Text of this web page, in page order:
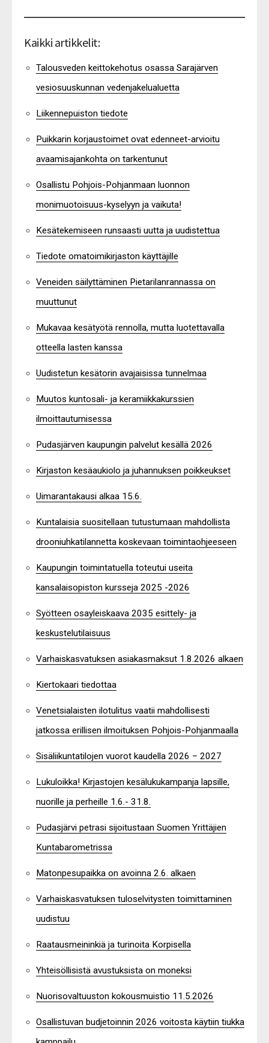
Kaikki artikkelit:
Talousveden keittokehotus osassa Sarajärven
vesiosuuskunnan vedenjakelualuetta
Liikennepuiston tiedote
Puikkarin korjaustoimet ovat edenneet-arvioitu
avaamisajankohta on tarkentunut
Osallistu Pohjois-Pohjanmaan luonnon
monimuotoisuus-kyselyyn ja vaikuta!
Kesätekemiseen runsaasti uutta ja uudistettua
Tiedote omatoimikirjaston käyttäjille
Veneiden säilyttäminen Pietarilanrannassa on
muuttunut
Mukavaa kesätyötä rennolla, mutta luotettavalla
otteella lasten kanssa
Uudistetun kesätorin avajaisissa tunnelmaa
Muutos kuntosali- ja keramiikkakurssien
ilmoittautumisessa
Pudasjärven kaupungin palvelut kesällä 2026
Kirjaston kesäaukiolo ja juhannuksen poikkeukset
Uimarantakausi alkaa 15.6.
Kuntalaisia suositellaan tutustumaan mahdollista
drooniuhkatilannetta koskevaan toimintaohjeeseen
Kaupungin toimintatuella toteutui useita
kansalaisopiston kursseja 2025 -2026
Syötteen osayleiskaava 2035 esittely- ja
keskustelutilaisuus
Varhaiskasvatuksen asiakasmaksut 1.8.2026 alkaen
Kiertokaari tiedottaa
Venetsialaisten ilotulitus vaatii mahdollisesti
jatkossa erillisen ilmoituksen Pohjois-Pohjanmaalla
Sisäliikuntatilojen vuorot kaudella 2026 – 2027
Lukuloikka! Kirjastojen kesälukukampanja lapsille,
nuorille ja perheille 1.6.- 31.8.
Pudasjärvi petrasi sijoitustaan Suomen Yrittäjien
Kuntabarometrissa
Matonpesupaikka on avoinna 2.6. alkaen
Varhaiskasvatuksen tuloselvitysten toimittaminen
uudistuu
Raatausmeininkiä ja turinoita Korpisella
Yhteisöllisistä avustuksista on moneksi
Nuorisovaltuuston kokousmuistio 11.5.2026
Osallistuvan budjetoinnin 2026 voitosta käytiin tiukka